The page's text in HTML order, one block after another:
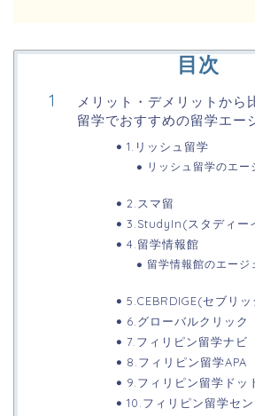
目次
メリット・デメリットから
留学でおすすめの留学エー
1.リッシュ留学
リッシュ留学のエー
2.スマ留
3.StudyIn(スタディー
4.留学情報館
留学情報館のエージ
5.CEBRDIGE(セブリッ
6.グローバルクリック
7.フィリピン留学ナビ
8.フィリピン留学APA
9.フィリピン留学ドッ
10.フィリピン留学セ